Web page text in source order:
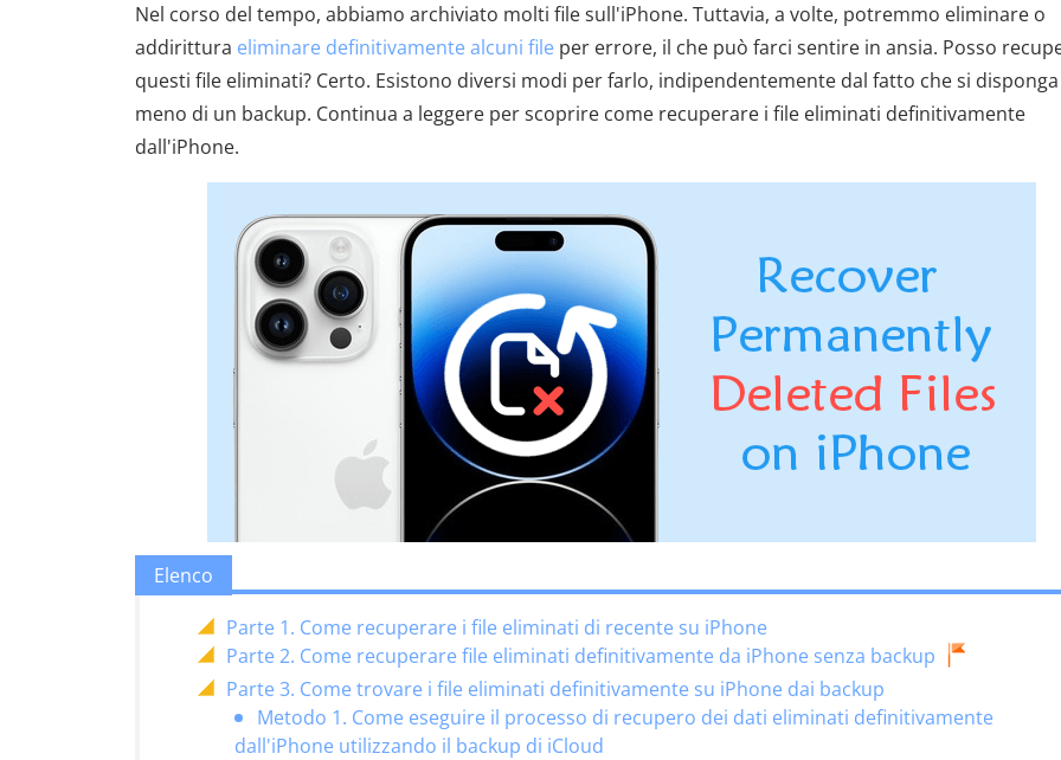
Nel corso del tempo, abbiamo archiviato molti file sull'iPhone. Tuttavia, a volte, potremmo eliminare o
addirittura eliminare definitivamente alcuni file per errore, il che può farci sentire in ansia. Posso
questi file eliminati? Certo. Esistono diversi modi per farlo, indipendentemente dal fatto che si
meno di un backup. Continua a leggere per scoprire come recuperare i file eliminati definitivamente
dall'iPhone.
Elenco
Parte 1. Come recuperare i file eliminati di recente su iPhone
Parte 2. Come recuperare file eliminati definitivamente da iPhone senza backup
Parte 3. Come trovare i file eliminati definitivamente su iPhone dai backup
Metodo 1. Come eseguire il processo di recupero dei dati eliminati definitivamente
dall'iPhone utilizzando il backup di iCloud